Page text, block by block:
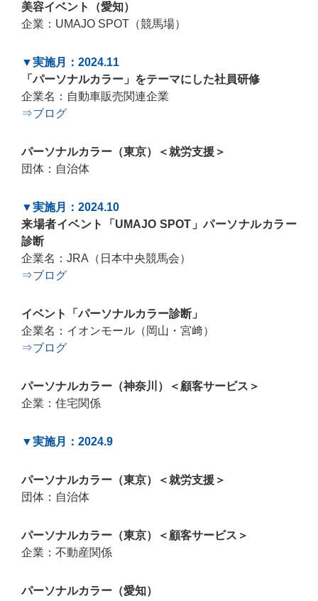
美容イベント（愛知）
企業：UMAJO SPOT（競馬場）
▼実施月：2024.11
「パーソナルカラー」をテーマにした社員研修
企業名：自動車販売関連企業
⇒ブログ
パーソナルカラー（東京）＜就労支援＞
団体：自治体
▼実施月：2024.10
来場者イベント「UMAJO SPOT」パーソナルカラー
診断
企業名：JRA（日本中央競馬会）
⇒ブログ
イベント「パーソナルカラー診断」
企業名：イオンモール（岡山・宮﨑）
⇒ブログ
パーソナルカラー（神奈川）＜顧客サービス＞
企業：住宅関係
▼実施月：2024.9
パーソナルカラー（東京）＜就労支援＞
団体：自治体
パーソナルカラー（東京）＜顧客サービス＞
企業：不動産関係
パーソナルカラー（愛知）